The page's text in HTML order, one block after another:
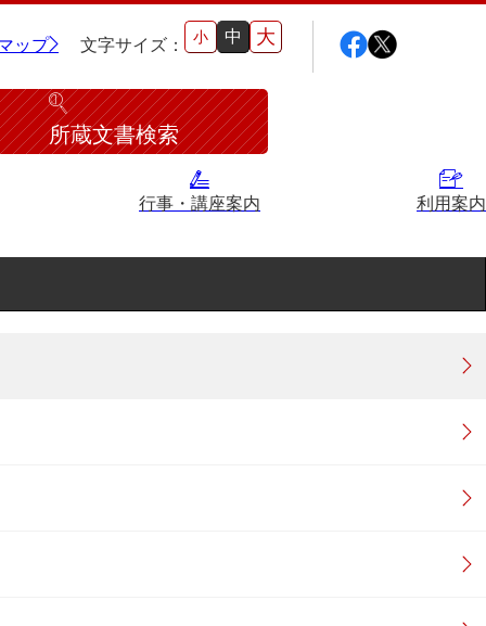
ップ 文字サイズ： 小 中 大
所蔵文書検索
行事・講座案内 利用案内